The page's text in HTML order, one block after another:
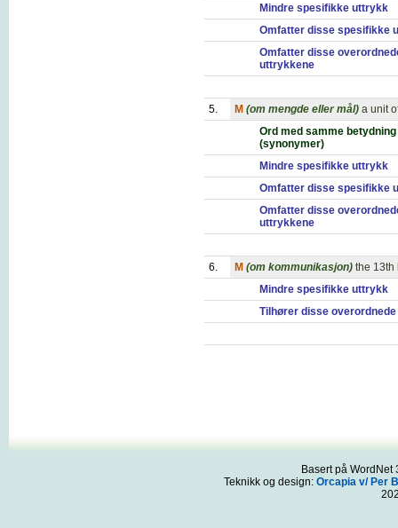
Mindre spesifikke uttrykk
Omfatter disse spesifikke
Omfatter disse
uttrykkene
5. M (om mengde eller mål) a unit
Ord med samme betydning
(synonymer)
Mindre spesifikke uttrykk
Omfatter disse spesifikke
Omfatter disse
uttrykkene
6. M (om kommunikasjon) the 13th
Mindre spesifikke uttrykk
Tilhører disse
Basert på
Teknikk og design: Orcapia v/ Per